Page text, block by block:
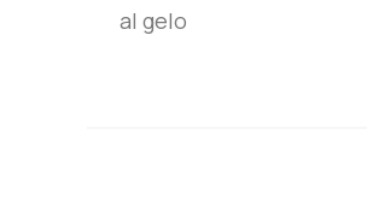
al gelo